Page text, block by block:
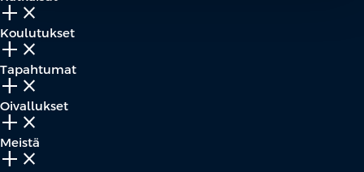
add_2 close
Koulutukset
add_2 close
Tapahtumat
add_2 close
Oivallukset
add_2 close
Meistä
add_2 close